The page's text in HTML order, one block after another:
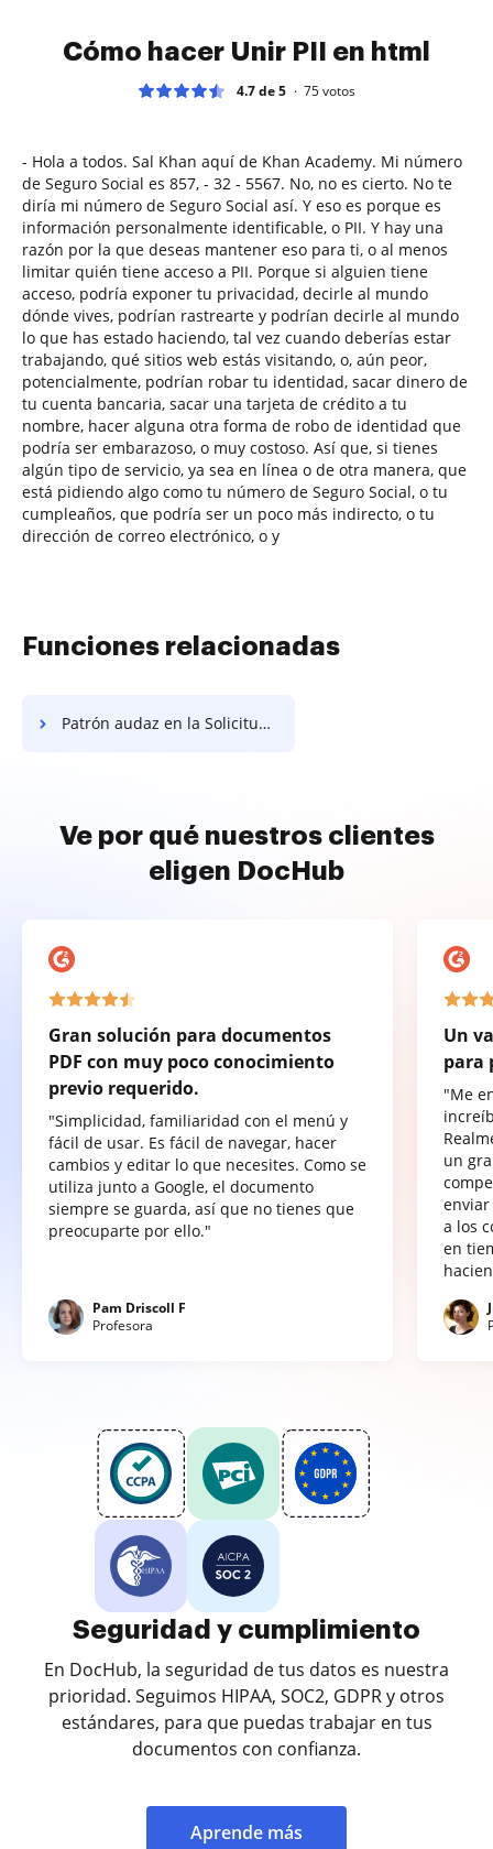
Cómo hacer Unir PII en html
4.7 de 5 75votos
- Hola a todos. Sal Khan aquí de Khan Academy. Mi número
de Seguro Social es 857, - 32 - 5567. No, no es cierto. No te
diría mi número de Seguro Social así. Y eso es porque es
información personalmente identificable, o PII. Y hay una
razón por la que deseas mantener eso para ti, o al menos
limitar quién tiene acceso a PII. Porque si alguien tiene
acceso, podría exponer tu privacidad, decirle al mundo
dónde vives, podrían rastrearte y podrían decirle al mundo
lo que has estado haciendo, tal vez cuando deberías estar
trabajando, qué sitios web estás visitando, o, aún peor,
potencialmente, podrían robar tu identidad, sacar dinero de
tu cuenta bancaria, sacar una tarjeta de crédito a tu
nombre, hacer alguna otra forma de robo de identidad que
podría ser embarazoso, o muy costoso. Así que, si tienes
algún tipo de servicio, ya sea en línea o de otra manera, que
está pidiendo algo como tu número de Seguro Social, o tu
cumpleaños, que podría ser un poco más indirecto, o tu
dirección de correo electrónico, o y
Funciones relacionadas
Patrón audaz en la Solicitud General de Beca
Ve por qué nuestros clientes
eligen DocHub
Gran solución para documentos
PDF con muy poco conocimiento
previo requerido.
"Simplicidad, familiaridad con el menú y
fácil de usar. Es fácil de navegar, hacer
cambios y editar lo que necesites. Como se
utiliza junto a Google, el documento
siempre se guarda, así que no tienes que
preocuparte por ello."
Pam Driscoll F
Profesora
Un
para
"Me
un
a los
en
Seguridad y cumplimiento
En DocHub, la seguridad de tus datos es nuestra
prioridad. Seguimos HIPAA, SOC2, GDPR y otros
estándares, para que puedas trabajar en tus
documentos con confianza.
Aprende más